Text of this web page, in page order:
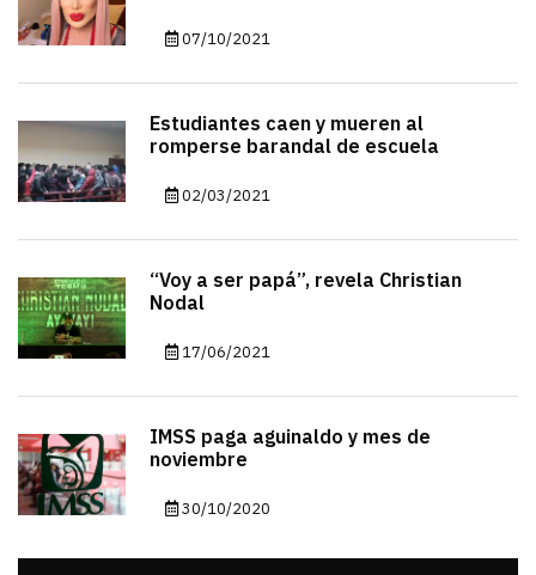
07/10/2021
Estudiantes caen y mueren al
romperse barandal de escuela
02/03/2021
“Voy a ser papá”, revela Christian
Nodal
17/06/2021
IMSS paga aguinaldo y mes de
noviembre
30/10/2020